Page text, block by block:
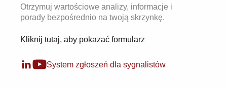
Otrzymuj wartościowe analizy, informacje i
porady bezpośrednio na twoją skrzynkę.
Kliknij tutaj, aby pokazać formularz
System zgłoszeń dla sygnalistów